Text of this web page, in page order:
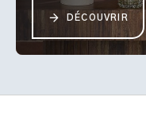
DÉCOUVRIR